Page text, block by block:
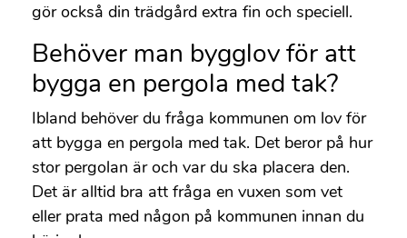
gör också din trädgård extra fin och speciell.
Behöver man bygglov för att
bygga en pergola med tak?
Ibland behöver du fråga kommunen om lov för
att bygga en pergola med tak. Det beror på hur
stor pergolan är och var du ska placera den.
Det är alltid bra att fråga en vuxen som vet
eller prata med någon på kommunen innan du